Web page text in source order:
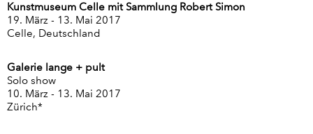
Kunstmuseum Celle mit Sammlung Robert Simon
19. März - 13. Mai 2017
Celle, Deutschland
Galerie lange + pult
Solo show
10. März - 13. Mai 2017
Zürich*